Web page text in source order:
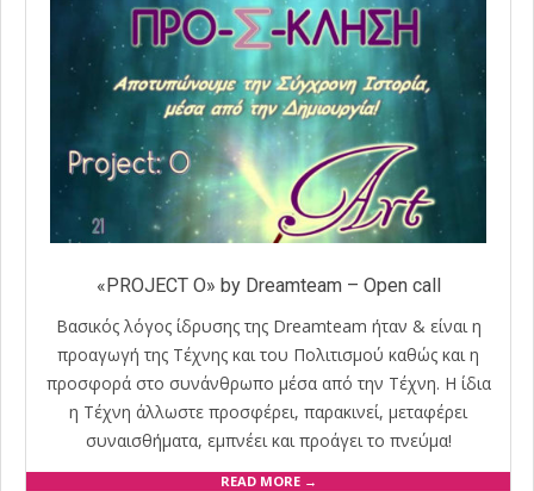
«PROJECT O» by Dreamteam – Open call
Βασικός λόγος ίδρυσης της Dreamteam ήταν & είναι η
προαγωγή της Τέχνης και του Πολιτισμού καθώς και η
προσφορά στο συνάνθρωπο μέσα από την Τέχνη. Η ίδια
η Τέχνη άλλωστε προσφέρει, παρακινεί, μεταφέρει
συναισθήματα, εμπνέει και προάγει το πνεύμα!
READ MORE →